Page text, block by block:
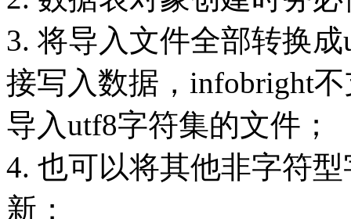
3. 将导入文件全部转换
接写入数据，infobright
导入utf8字符集的文件；
4. 也可以将其他非字符
新；